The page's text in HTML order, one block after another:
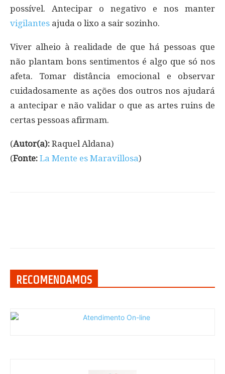
possível. Antecipar o negativo e nos manter
vigilantes ajuda o lixo a sair sozinho.
Viver alheio à realidade de que há pessoas que
não plantam bons sentimentos é algo que só nos
afeta. Tomar distância emocional e observar
cuidadosamente as ações dos outros nos ajudará
a antecipar e não validar o que as artes ruins de
certas pessoas afirmam.
(Autor(a): Raquel Aldana)
(Fonte: La Mente es Maravillosa)
RECOMENDAMOS